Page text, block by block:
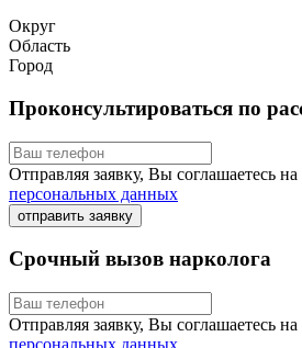
Округ
Область
Город
Проконсультироваться по
Отправляя заявку, Вы соглашаетесь на
персональных данных
отправить заявку
Срочный вызов нарколога
Отправляя заявку, Вы соглашаетесь на